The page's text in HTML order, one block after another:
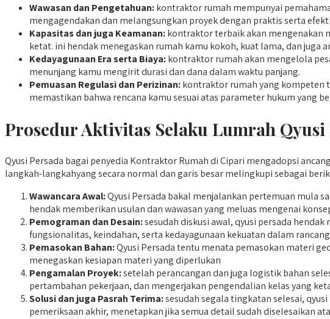
Wawasan dan Pengetahuan:kontraktor rumah mempunyai
mengagendakan dan melangsungkan proyek dengan praktis serta
Kapasitas dan juga Keamanan:kontraktor terbaik akan mengenakan
ketat. ini hendak menegaskan rumah kamu kokoh, kuat lama, dan juga
Kedayagunaan Era serta Biaya:kontraktor rumah akan mengelola
menunjang kamu mengirit durasi dan dana dalam waktu panjang.
Pemuasan Regulasi dan Perizinan:kontraktor rumah yang kompeten
memastikan bahwa rencana kamu sesuai atas parameter hukum yang
Prosedur Aktivitas Selaku Lumrah Qyusi
Qyusi Persada bagai penyedia Kontraktor Rumah di Cipari mengadopsi
langkah-langkahyang secara normal dan garis besar melingkupi sebagai
Wawancara Awal:Qyusi Persada bakal menjalankan pertemuan mula
hendak memberikan usulan dan wawasan yang meluas mengenai
Pemograman dan Desain:sesudah diskusi awal, qyusi persada
fungsionalitas, keindahan, serta kedayagunaan kekuatan dalam
Pemasokan Bahan:Qyusi Persada tentu menata pemasokan materi
menegaskan kesiapan materi yang diperlukan
Pengamalan Proyek:setelah perancangan dan juga logistik bahan
pertambahan pekerjaan, dan mengerjakan pengendalian kelas yang
Solusi dan juga Pasrah Terima:sesudah segala tingkatan selesai,
pemeriksaan akhir, menetapkan jika semua detail sudah diselesaikan